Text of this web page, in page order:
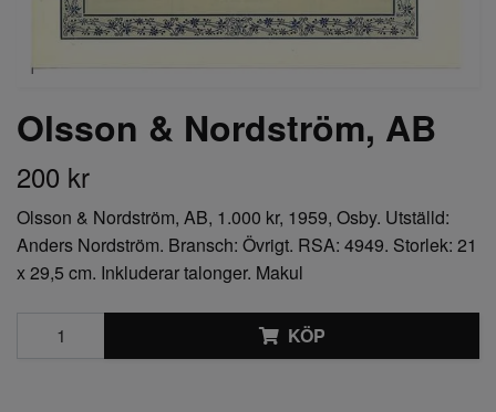
Olsson & Nordström, AB
200 kr
Olsson & Nordström, AB, 1.000 kr, 1959, Osby. Utställd:
Anders Nordström. Bransch: Övrigt. RSA: 4949. Storlek: 21
x 29,5 cm. Inkluderar talonger. Makul
KÖP